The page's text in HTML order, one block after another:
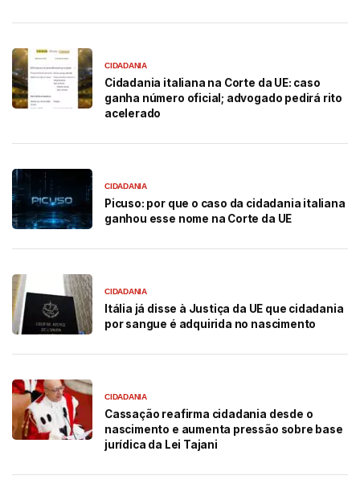
CIDADANIA
Cidadania italiana na Corte da UE: caso
ganha número oficial; advogado pedirá rito
acelerado
CIDADANIA
Picuso: por que o caso da cidadania italiana
ganhou esse nome na Corte da UE
CIDADANIA
Itália já disse à Justiça da UE que cidadania
por sangue é adquirida no nascimento
CIDADANIA
Cassação reafirma cidadania desde o
nascimento e aumenta pressão sobre base
jurídica da Lei Tajani